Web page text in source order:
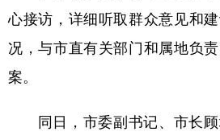
心接访，详细听取群众意见和
况，与市直有关部门和属地负
案。
同日，市委副书记、市长顾